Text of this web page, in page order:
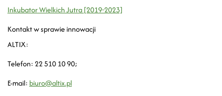
Inkubator Wielkich Jutra [2019-2023]
Kontakt w sprawie innowacji
ALTIX:
Telefon: 22 510 10 90;
E-mail: biuro@altix.pl